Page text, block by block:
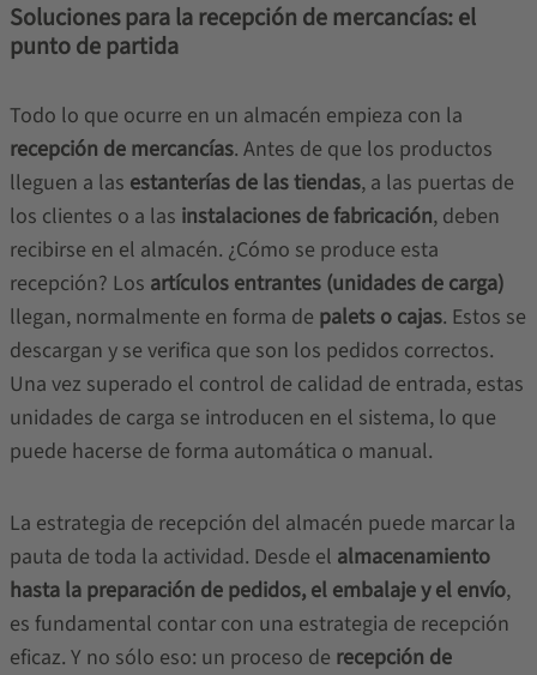
Soluciones para la recepción de mercancías: el
punto de partida
Todo lo que ocurre en un almacén empieza con la
recepción de mercancías. Antes de que los productos
lleguen a las estanterías de las tiendas, a las puertas de
los clientes o a las instalaciones de fabricación, deben
recibirse en el almacén. ¿Cómo se produce esta
recepción? Los artículos entrantes (unidades de carga)
llegan, normalmente en forma de palets o cajas. Estos se
descargan y se verifica que son los pedidos correctos.
Una vez superado el control de calidad de entrada, estas
unidades de carga se introducen en el sistema, lo que
puede hacerse de forma automática o manual.
La estrategia de recepción del almacén puede marcar la
pauta de toda la actividad. Desde el almacenamiento
hasta la preparación de pedidos, el embalaje y el envío,
es fundamental contar con una estrategia de recepción
eficaz. Y no sólo eso: un proceso de recepción de